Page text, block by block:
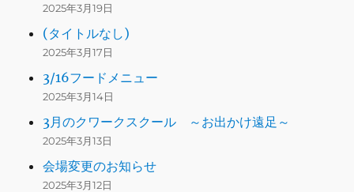
2025年3月19日
(タイトルなし)
2025年3月17日
3/16フードメニュー
2025年3月14日
3月のクワークスクール ～お出かけ遠足～
2025年3月13日
会場変更のお知らせ
2025年3月12日